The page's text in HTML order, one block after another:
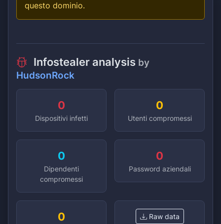
questo dominio.
Infostealer analysis by
HudsonRock
0
Dispositivi infetti
0
Utenti compromessi
0
Dipendenti
compromessi
0
Password aziendali
0 Raw data